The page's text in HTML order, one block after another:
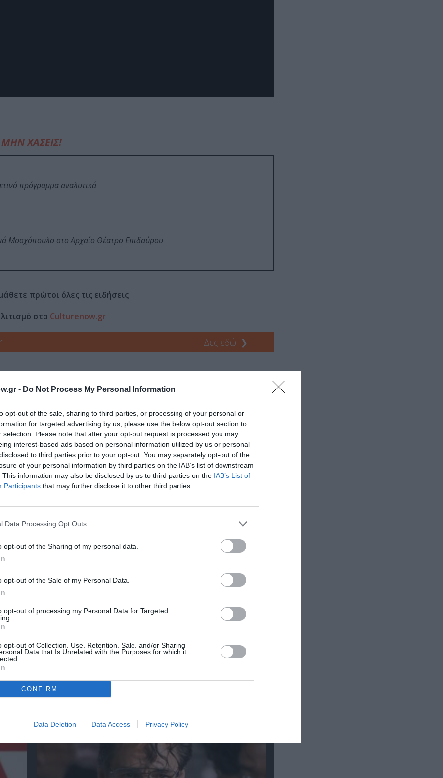
- Do Not Process My Personal Information
opt-out of the sale, sharing to third parties, or processing of your personal or
for targeted advertising by us, please use the below opt-out section to
selection. Please note that after your opt-out request is processed you may
interest-based ads based on personal information utilized by us or personal
to third parties prior to your opt-out. You may separately opt-out of the
of your personal information by third parties on the IAB’s list of downstream
This information may also be disclosed by us to third parties on the IAB’s List of
Participants that may further disclose it to other third parties.
Data Processing Opt Outs
opt-out of the Sharing of my personal data.
opt-out of the Sale of my Personal Data.
opt-out of processing my Personal Data for Targeted
opt-out of Collection, Use, Retention, Sale, and/or Sharing
Data that Is Unrelated with the Purposes for which it
CONFIRM
Data Deletion Data Access Privacy Policy
ΜΗΝ ΧΑΣΕΙΣ!
πρόγραμμα αναλυτικά
Μοσχόπουλο στο Αρχαίο Θέατρο Επιδαύρου
πρώτοι όλες τις ειδήσεις
στο Culturenow.gr
Δες εδώ! ❯
ΤΑΙΝΙΕΣ
και τον Πολιτισμό!
το Culturenow.gr
Άρθρα
της
Ο Ρόμπερτ Ντάουνι Τζούνιορ ως Doctor Doom στο
“Avengers: Doomsday” (πρώτο τρέιλερ)